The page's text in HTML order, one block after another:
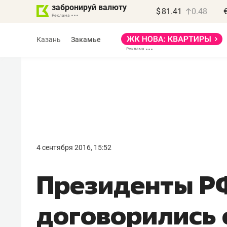
забронируй валюту $ 81.41 0.48
Казань Закамье
4 сентября 2016, 15:52
Президенты
договорились
правил, бизнес может
потерять минимум